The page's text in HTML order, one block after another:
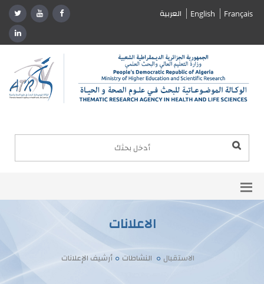
العربية English Français
الاعلانات
الاستقبال النشاطات أرشيف الإعلانات